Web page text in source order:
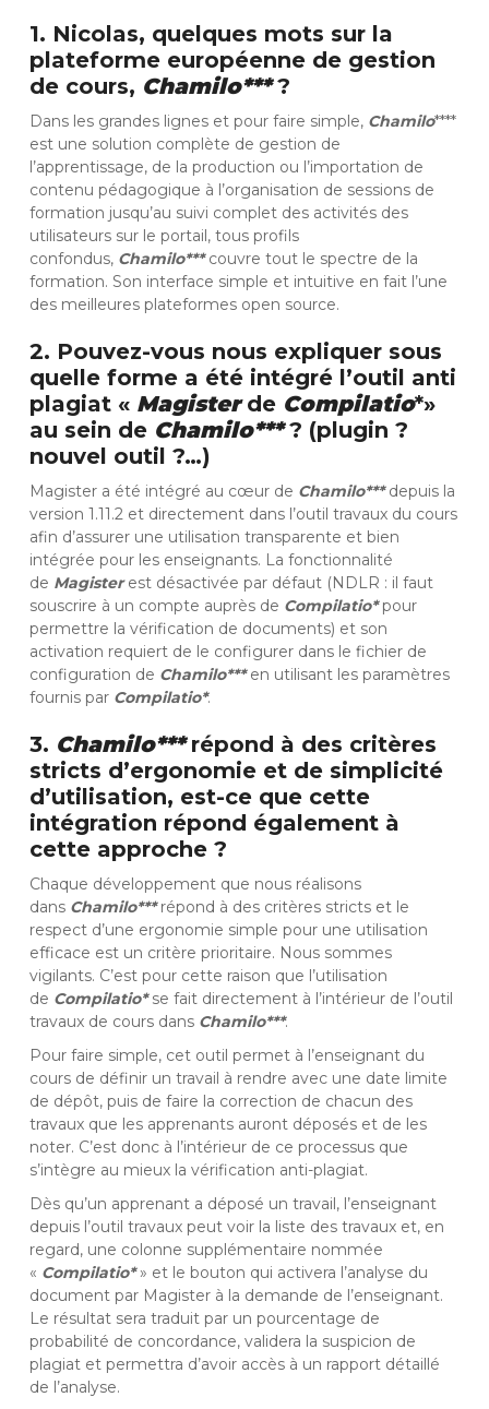
1. Nicolas, quelques mots sur la
plateforme européenne de gestion
de cours, Chamilo***?
Dans les grandes lignes et pour faire simple, Chamilo****
est une solution complète de gestion de
l’apprentissage, de la production ou l’importation de
contenu pédagogique à l’organisation de sessions de
formation jusqu’au suivi complet des activités des
utilisateurs sur le portail, tous profils
confondus, Chamilo***couvre tout le spectre de la
formation. Son interface simple et intuitive en fait l’une
des meilleures plateformes open source.
2. Pouvez-vous nous expliquer sous
quelle forme a été intégré l’outil anti
plagiat « Magisterde Compilatio*»
au sein de Chamilo***? (plugin ?
nouvel outil ?…)
Magister a été intégré au cœur de Chamilo***depuis la
version 1.11.2 et directement dans l’outil travaux du cours
afin d’assurer une utilisation transparente et bien
intégrée pour les enseignants. La fonctionnalité
de Magisterest désactivée par défaut (NDLR : il faut
souscrire à un compte auprès de Compilatio*pour
permettre la vérification de documents) et son
activation requiert de le configurer dans le fichier de
configuration de Chamilo***en utilisant les paramètres
fournis par Compilatio*.
3. Chamilo***répond à des critères
stricts d’ergonomie et de simplicité
d’utilisation, est-ce que cette
intégration répond également à
cette approche ?
Chaque développement que nous réalisons
dans Chamilo***répond à des critères stricts et le
respect d’une ergonomie simple pour une utilisation
efficace est un critère prioritaire. Nous sommes
vigilants. C’est pour cette raison que l’utilisation
de Compilatio*se fait directement à l’intérieur de l’outil
travaux de cours dans Chamilo***.
Pour faire simple, cet outil permet à l’enseignant du
cours de définir un travail à rendre avec une date limite
de dépôt, puis de faire la correction de chacun des
travaux que les apprenants auront déposés et de les
noter. C’est donc à l’intérieur de ce processus que
s’intègre au mieux la vérification anti-plagiat.
Dès qu’un apprenant a déposé un travail, l’enseignant
depuis l’outil travaux peut voir la liste des travaux et, en
regard, une colonne supplémentaire nommée
« Compilatio*» et le bouton qui activera l’analyse du
document par Magister à la demande de l’enseignant.
Le résultat sera traduit par un pourcentage de
probabilité de concordance, validera la suspicion de
plagiat et permettra d’avoir accès à un rapport détaillé
de l’analyse.